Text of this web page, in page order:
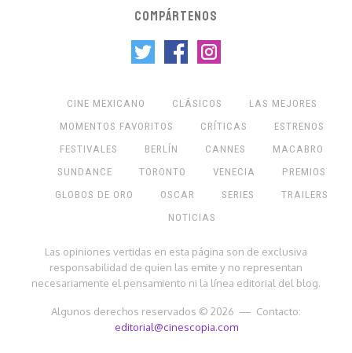
COMPÁRTENOS
CINE MEXICANO CLÁSICOS
LAS MEJORES
MOMENTOS FAVORITOS
CRÍTICAS
ESTRENOS
FESTIVALES
BERLÍN CANNES
MACABRO
SUNDANCE
TORONTO VENECIA
PREMIOS
GLOBOS DE ORO
OSCAR SERIES
TRAILERS
NOTICIAS
Las opiniones vertidas en esta página son de exclusiva
responsabilidad de quien las emite y no representan
necesariamente el pensamiento ni la línea editorial del blog.
Algunos derechos reservados © 2026 — Contacto:
editorial@cinescopia.com